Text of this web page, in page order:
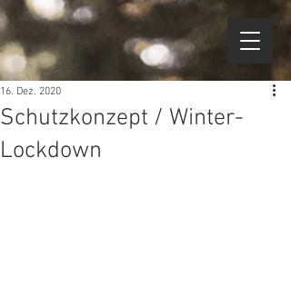
Schutzkonzept / Winter-
Lockdown
16. Dez. 2020